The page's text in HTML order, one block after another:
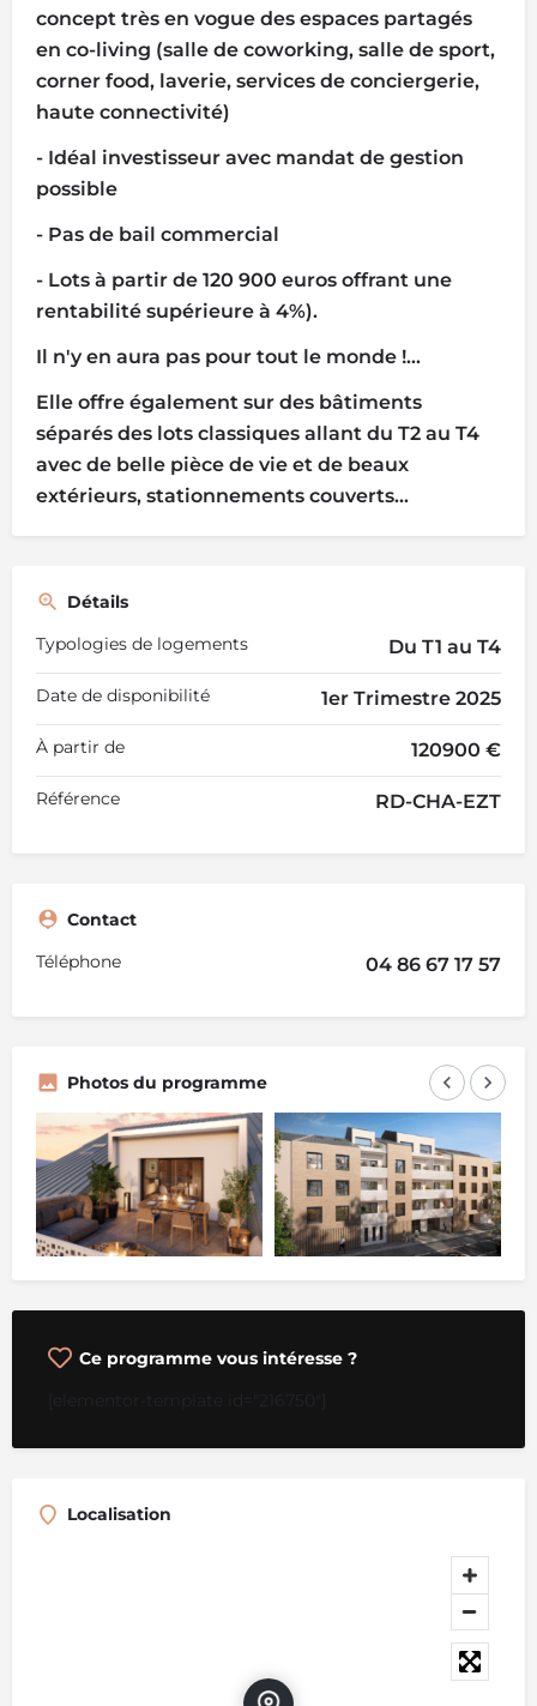
concept très en vogue des espaces partagés
en co-living (salle de coworking, salle de sport,
corner food, laverie, services de conciergerie,
haute connectivité)
- Idéal investisseur avec mandat de gestion
possible
- Pas de bail commercial
- Lots à partir de 120 900 euros offrant une
rentabilité supérieure à 4%).
Il n'y en aura pas pour tout le monde !...
Elle offre également sur des bâtiments
séparés des lots classiques allant du T2 au T4
avec de belle pièce de vie et de beaux
extérieurs, stationnements couverts...
Détails
Typologies de logements
Du T1 au T4
Date de disponibilité 1er Trimestre 2025
À partir de 120900 €
Référence RD-CHA-EZT
Contact
Téléphone
04 86 67 17 57
Photos du programme
Ce programme vous intéresse ?
Localisation